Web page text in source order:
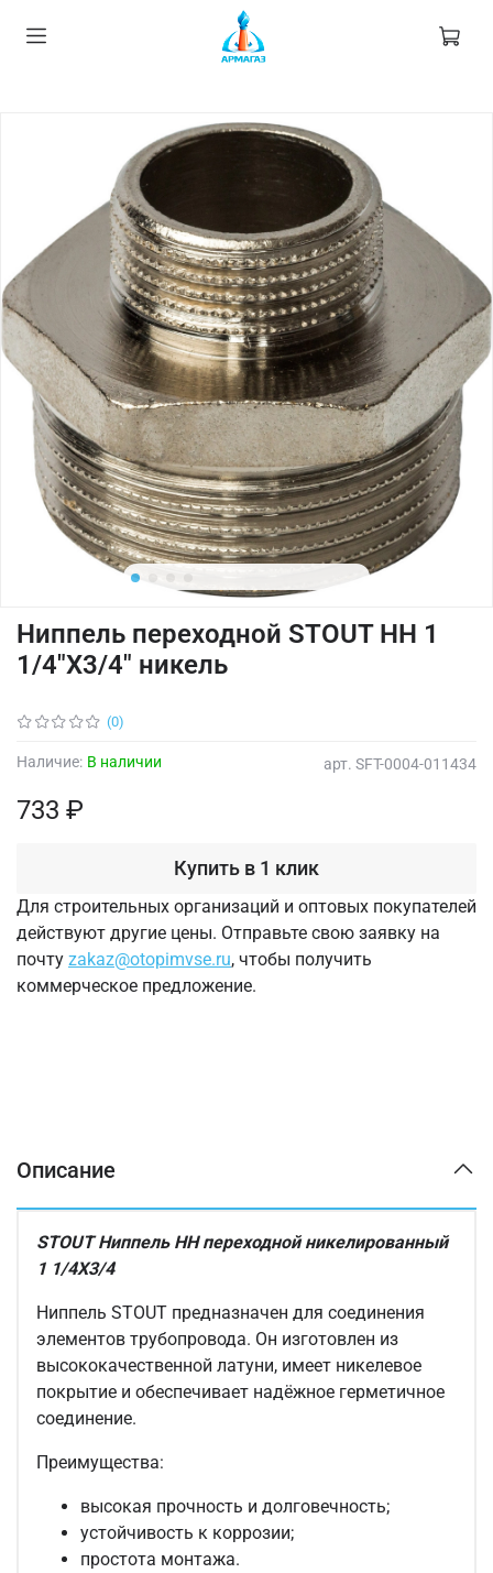
(0)
арт. SFT-0004-011434
Наличие: В наличии
Ниппель переходной STOUT НН 1
1/4"X3/4" никель
733 ₽
Купить в 1 клик
Для строительных организаций и оптовых покупателей
действуют другие цены. Отправьте свою заявку на
почту zakaz@otopimvse.ru, чтобы получить
коммерческое предложение.
Описание
STOUT Ниппель НН переходной никелированный
1 1/4X3/4
Ниппель STOUT предназначен для соединения
элементов трубопровода. Он изготовлен из
высококачественной латуни, имеет никелевое
покрытие и обеспечивает надёжное герметичное
соединение.
Преимущества:
высокая прочность и долговечность;
устойчивость к коррозии;
простота монтажа.